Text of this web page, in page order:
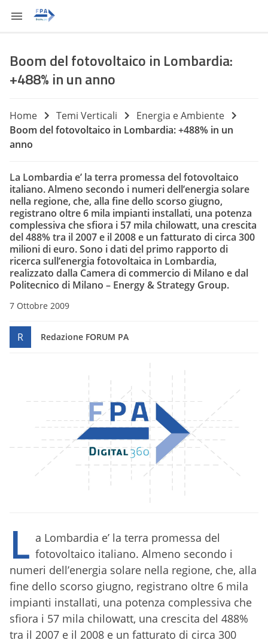
Boom del fotovoltaico in Lombardia:
+488% in un anno
Home Temi Verticali
Energia e Ambiente
Boom del fotovoltaico in Lombardia: +488% in un
anno
La Lombardia e’ la terra promessa del fotovoltaico
italiano. Almeno secondo i numeri dell’energia solare
nella regione, che, alla fine dello scorso giugno,
registrano oltre 6 mila impianti installati, una potenza
complessiva che sfiora i 57 mila chilowatt, una crescita
del 488% tra il 2007 e il 2008 e un fatturato di circa 300
milioni di euro. Sono i dati del primo rapporto di
ricerca sull’energia fotovoltaica in Lombardia,
realizzato dalla Camera di commercio di Milano e dal
Politecnico di Milano – Energy & Strategy Group.
7 Ottobre 2009
R Redazione FORUM PA
L a Lombardia e’ la terra promessa del
fotovoltaico italiano. Almeno secondo i
numeri dell’energia solare nella regione, che, alla
fine dello scorso giugno, registrano oltre 6 mila
impianti installati, una potenza complessiva che
sfiora i 57 mila chilowatt, una crescita del 488%
tra il 2007 e il 2008 e un fatturato di circa 300